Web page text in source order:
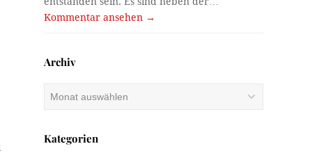
Kommentar ansehen →
Archiv
Kategorien